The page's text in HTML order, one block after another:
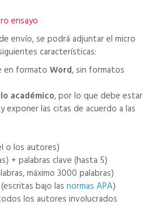
ensayo
envío, se podrá adjuntar el micro
características:
en formato Word, sin formatos
académico, por lo que debe estar
las citas de acuerdo a las
o los autores)
+ palabras clave (hasta 5)
máximo 3000 palabras)
(escritas bajo las normas APA)
los autores involucrados